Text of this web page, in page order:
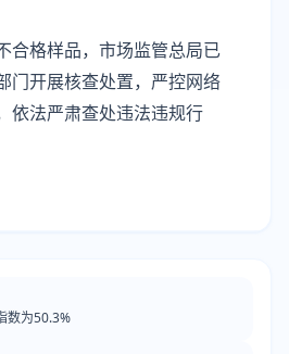
合格样品，市场监管总局已
门开展核查处置，严控网络
依法严肃查处违法违规行
数为50.3%